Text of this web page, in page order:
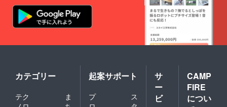
カテゴリー
テク
ま
起案サポート
プ
ス
サ
ー
ビ
CAMP
FIRE
につい